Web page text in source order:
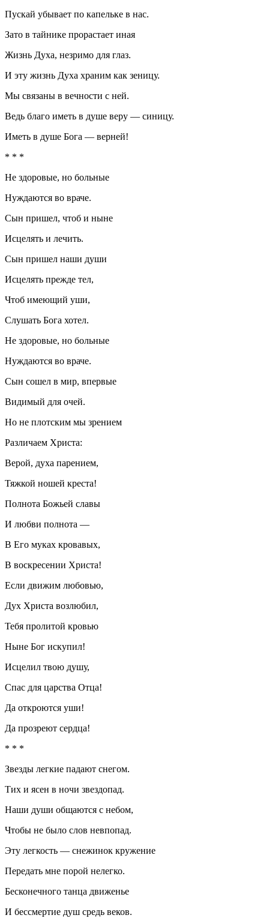
Пускай убывает по капельке в нас.
Зато в тайнике прорастает иная
Жизнь Духа, незримо для глаз.
И эту жизнь Духа храним как зеницу.
Мы связаны в вечности с ней.
Ведь благо иметь в душе веру — синицу.
Иметь в душе Бога — верней!
* * *
Не здоровые, но больные
Нуждаются во враче.
Сын пришел, чтоб и ныне
Исцелять и лечить.
Сын пришел наши души
Исцелять прежде тел,
Чтоб имеющий уши,
Слушать Бога хотел.
Не здоровые, но больные
Нуждаются во враче.
Сын сошел в мир, впервые
Видимый для очей.
Но не плотским мы зрением
Различаем Христа:
Верой, духа парением,
Тяжкой ношей креста!
Полнота Божьей славы
И любви полнота —
В Его муках кровавых,
В воскресении Христа!
Если движим любовью,
Дух Христа возлюбил,
Тебя пролитой кровью
Ныне Бог искупил!
Исцелил твою душу,
Спас для царства Отца!
Да откроются уши!
Да прозреют сердца!
* * *
Звезды легкие падают снегом.
Тих и ясен в ночи звездопад.
Наши души общаются с небом,
Чтобы не было слов невпопад.
Эту легкость — снежинок кружение
Передать мне порой нелегко.
Бесконечного танца движенье
И бессмертие душ средь веков.